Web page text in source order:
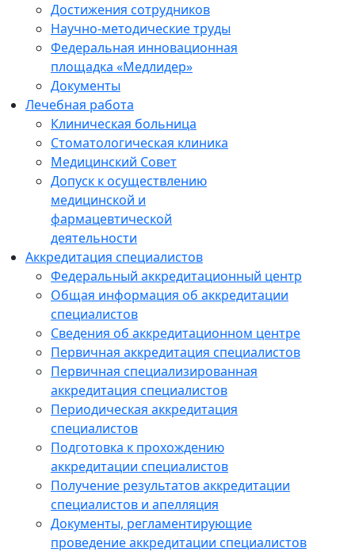
Достижения сотрудников
Научно-методические труды
Федеральная инновационная
площадка «Медлидер»
Документы
Лечебная работа
Клиническая больница
Стоматологическая клиника
Медицинский Совет
Допуск к осуществлению
медицинской и
фармацевтической
деятельности
Аккредитация специалистов
Федеральный аккредитационный центр
Общая информация об аккредитации
специалистов
Сведения об аккредитационном центре
Первичная аккредитация специалистов
Первичная специализированная
аккредитация специалистов
Периодическая аккредитация
специалистов
Подготовка к прохождению
аккредитации специалистов
Получение результатов аккредитации
специалистов и апелляция
Документы, регламентирующие
проведение аккредитации специалистов